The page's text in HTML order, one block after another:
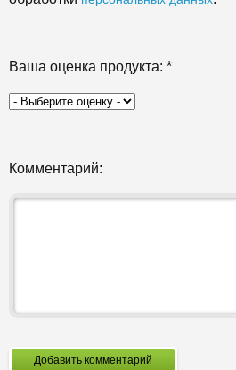
Ваша оценка продукта: *
Комментарий:
Добавить комментарий